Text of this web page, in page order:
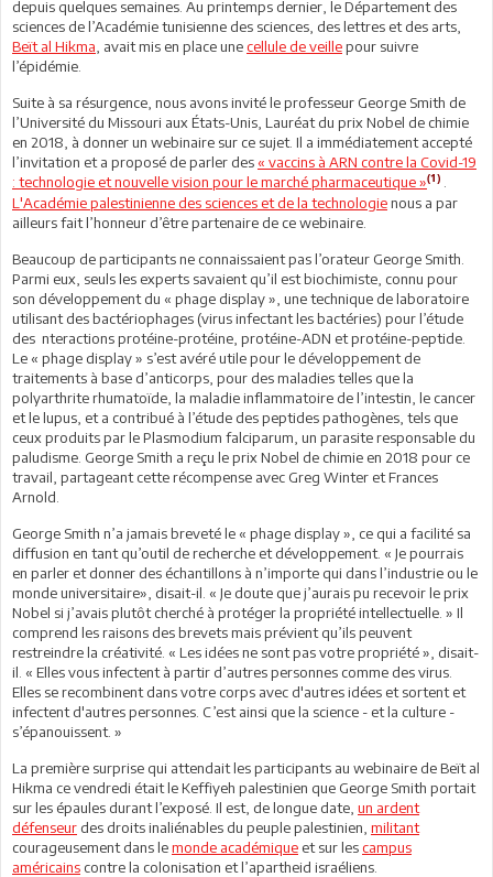
depuis quelques semaines. Au printemps dernier, le Département des
sciences de l’Académie tunisienne des sciences, des lettres et des arts,
Beït al Hikma , avait mis en place unecellule de veillepour suivre
l’épidémie.
Suite à sa résurgence, nous avons invité le professeur George Smith de
l’Université du Missouri aux États-Unis, Lauréat du prix Nobel de chimie
en 2018, à donner un webinaire sur ce sujet. Il a immédiatement accepté
l’invitation et a proposé de parler des« vaccins à ARN contre la Covid-19
: technologie et nouvelle vision pour le marché pharmaceutique »(1)
L'Académie palestinienne des sciences et de la technologienous a par
ailleurs fait l’honneur d’être partenaire de ce webinaire.
Beaucoup de participants ne connaissaient pas l’orateur George Smith.
Parmi eux, seuls les experts savaient qu’il est biochimiste, connu pour
son développement du « phage display », une technique de laboratoire
utilisant des bactériophages (virus infectant les bactéries) pour l’étude
des nteractions protéine-protéine, protéine-ADN et protéine-peptide.
Le « phage display » s’est avéré utile pour le développement de
traitements à base d’anticorps, pour des maladies telles que la
polyarthrite rhumatoïde, la maladie inflammatoire de l’intestin, le cancer
et le lupus, et a contribué à l’étude des peptides pathogènes, tels que
ceux produits par le Plasmodium falciparum, un parasite responsable du
paludisme. George Smith a reçu le prix Nobel de chimie en 2018 pour ce
travail, partageant cette récompense avec Greg Winter et Frances
Arnold.
George Smith n’a jamais breveté le « phage display », ce qui a facilité sa
diffusion en tant qu’outil de recherche et développement. « Je pourrais
en parler et donner des échantillons à n’importe qui dans l’industrie ou le
monde universitaire», disait-il. « Je doute que j’aurais pu recevoir le prix
Nobel si j’avais plutôt cherché à protéger la propriété intellectuelle. » Il
comprend les raisons des brevets mais prévient qu’ils peuvent
restreindre la créativité. « Les idées ne sont pas votre propriété », disait-
il. « Elles vous infectent à partir d’autres personnes comme des virus.
Elles se recombinent dans votre corps avec d'autres idées et sortent et
infectent d'autres personnes. C’est ainsi que la science - et la culture -
s’épanouissent. »
La première surprise qui attendait les participants au webinaire de Beït al
Hikma ce vendredi était le Keffiyeh palestinien que George Smith portait
sur les épaules durant l’exposé. Il est, de longue date, un ardent
défenseur des droits inaliénables du peuple palestinien, militant
courageusement dans lemonde académique et sur lescampus
américains contre la colonisation et l’apartheid israéliens.